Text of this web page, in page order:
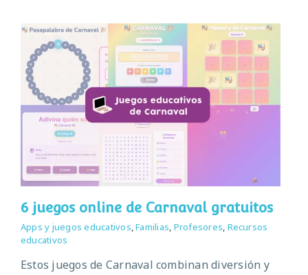
6 juegos online de Carnaval gratuitos
Apps y juegos educativos,Familias, Profesores, Recursos
educativos
Estos juegos de Carnaval combinan diversión y